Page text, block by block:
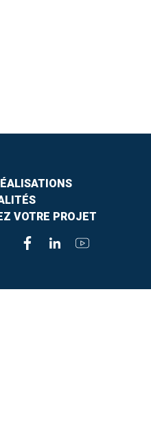
VOTRE PROJET